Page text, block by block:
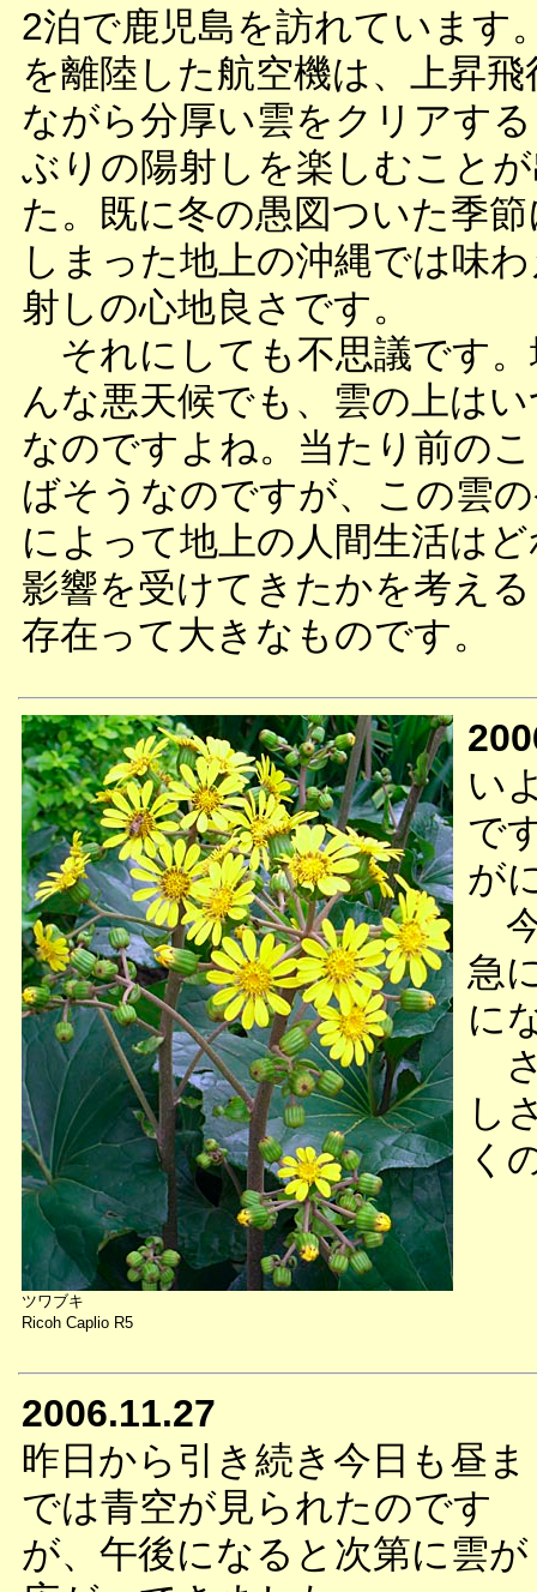
2泊で鹿児島を訪れています
を離陸した航空機は、上昇
ながら分厚い雲をクリアす
ぶりの陽射しを楽しむこと
た。既に冬の愚図ついた季
しまった地上の沖縄では味
射しの心地良さです。
それにしても不思議です。
んな悪天候でも、雲の上は
なのですよね。当たり前の
ばそうなのですが、この雲
によって地上の人間生活は
影響を受けてきたかを考え
存在って大きなものです。
ツワブキ
Ricoh Caplio R5
い
で
が
急
に
さ
し
く
2006.11.27
昨日から引き続き今日も昼ま
では青空が見られたのです
が、午後になると次第に雲が